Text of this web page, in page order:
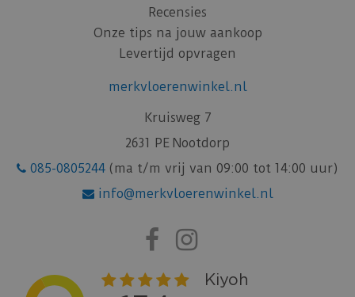
Recensies
Onze tips na jouw aankoop
Levertijd opvragen
merkvloerenwinkel.nl
Kruisweg 7
2631 PE Nootdorp
085-0805244 (ma t/m vrij van 09:00 tot 14:00 uur)
info@merkvloerenwinkel.nl